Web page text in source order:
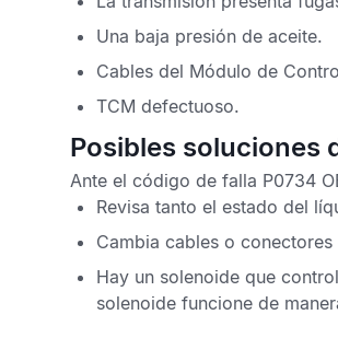
Una baja presión de aceite.
Cables del Módulo de
TCM defectuoso.
Posibles soluciones
Ante el código de falla P0734
Revisa tanto el estado del
Cambia cables o
Hay un solenoide que
solenoide funcione de